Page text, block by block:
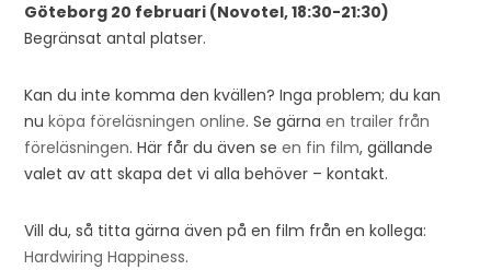
Göteborg 20 februari (Novotel, 18:30-21:30)
Begränsat antal platser.
Kan du inte komma den kvällen? Inga problem; du kan
nuköpa föreläsningen online. Se gärnaen trailer från
föreläsningen. Här får du även seen fin film, gällande
valet av att skapa det vi alla behöver – kontakt.
Vill du, så titta gärna även på en film från en kollega:
Hardwiring Happiness.